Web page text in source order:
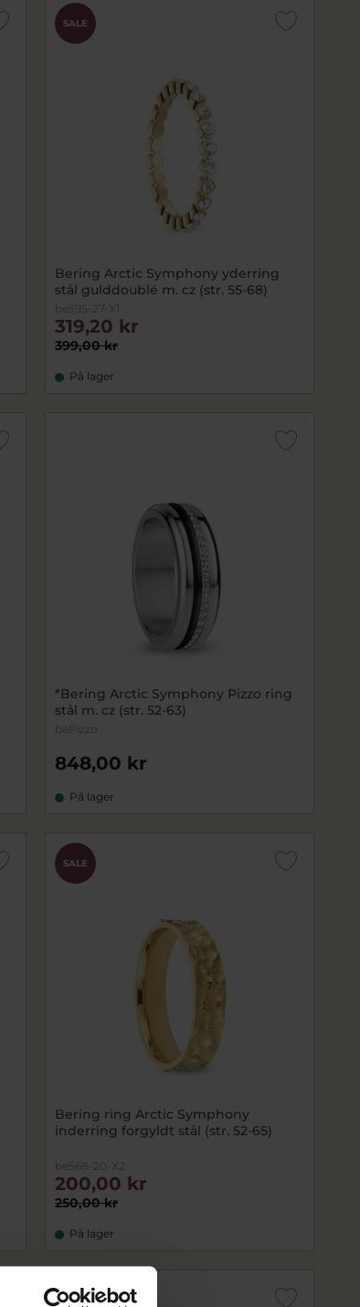
SALE
Bering Arctic Symphony yderring
stål gulddoublé m. cz (str. 55-68)
be595-27-X1
399,00 kr
319,20 kr
På lager
*Bering Arctic Symphony Pizzo ring
stål m. cz (str. 52-63)
bePizzo
848,00 kr
På lager
SALE
Bering ring Arctic Symphony
inderring forgyldt stål (str. 52-65)
be568-20-X2
250,00 kr
200,00 kr
På lager
SALE